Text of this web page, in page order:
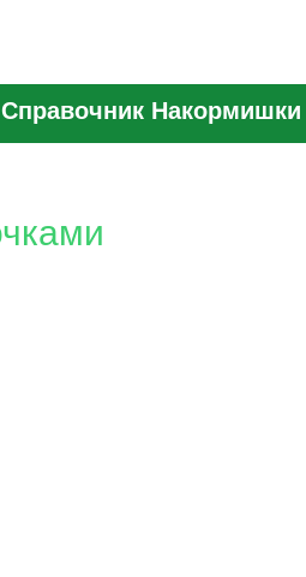
Справочник Накормишки